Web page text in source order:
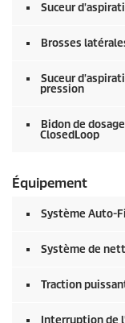
Suceur
Brosses
Suceur
pression
Bidon de
ClosedLoop
Équipement
Système Auto-
Système de
Traction
Interruption de